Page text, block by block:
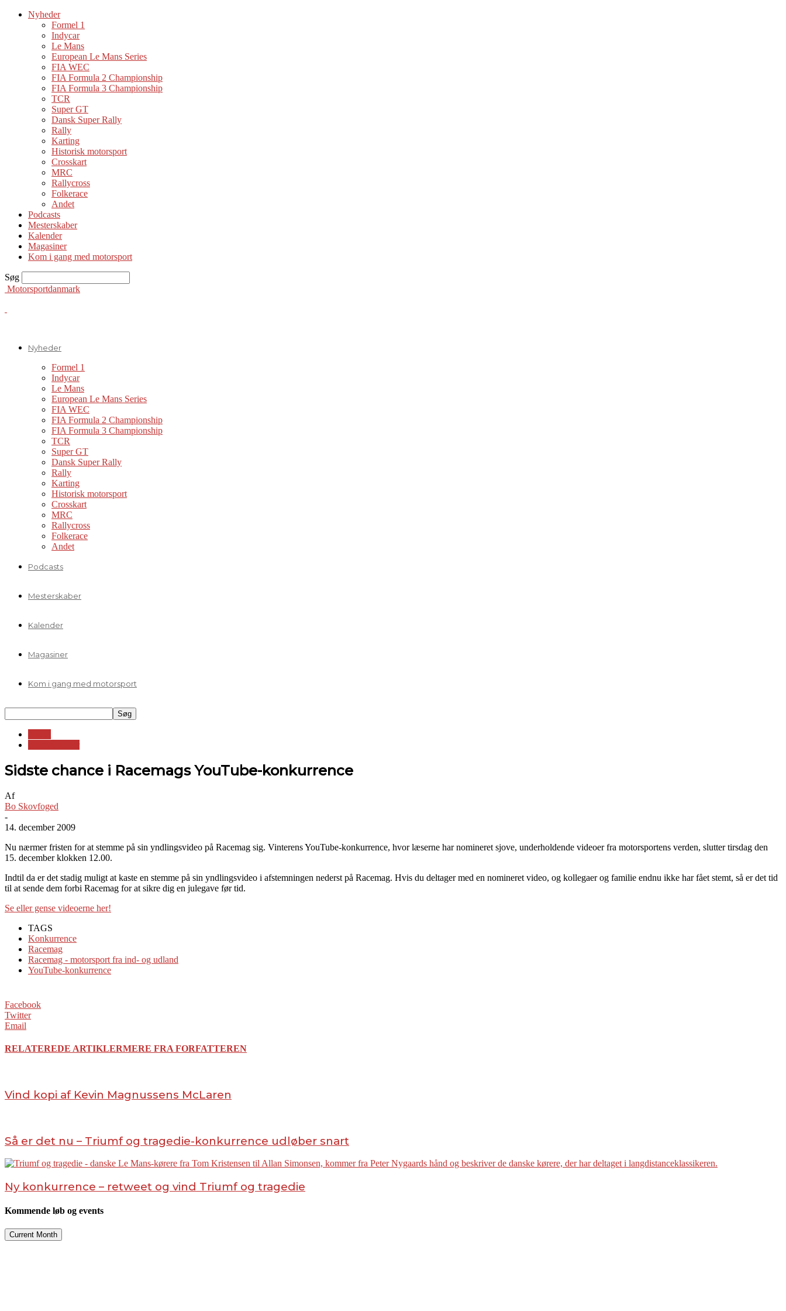
Nyheder
Formel 1
Indycar
Le Mans
European Le Mans Series
FIA WEC
FIA Formula 2 Championship
FIA Formula 3 Championship
TCR
Super GT
Dansk Super Rally
Rally
Karting
Historisk motorsport
Crosskart
MRC
Rallycross
Folkerace
Andet
Podcasts
Mesterskaber
Kalender
Magasiner
Kom i gang med motorsport
Søg
Motorsportdanmark
Nyheder
Formel 1
Indycar
Le Mans
European Le Mans Series
FIA WEC
FIA Formula 2 Championship
FIA Formula 3 Championship
TCR
Super GT
Dansk Super Rally
Rally
Karting
Historisk motorsport
Crosskart
MRC
Rallycross
Folkerace
Andet
Podcasts
Mesterskaber
Kalender
Magasiner
Kom i gang med motorsport
Sidste chance i Racemags YouTube-konkurrence
Af
Bo Skovfoged
-
14. december 2009
Nu nærmer fristen for at stemme på sin yndlingsvideo på Racemag sig. Vinterens YouTube-konkurrence, hvor læserne har nomineret sjove, underholdende videoer fra motorsportens verden, slutter tirsdag den
15. december klokken 12.00.
Indtil da er det stadig muligt at kaste en stemme på sin yndlingsvideo i afstemningen nederst på Racemag. Hvis du deltager med en nomineret video, og kollegaer og familie endnu ikke har fået stemt, så er det tid
til at sende dem forbi Racemag for at sikre dig en julegave før tid.
Se eller gense videoerne her!
TAGS
Konkurrence
Racemag
Racemag - motorsport fra ind- og udland
YouTube-konkurrence
Facebook
Twitter
Email
RELATEREDE ARTIKLERMERE FRA FORFATTEREN
Vind kopi af Kevin Magnussens McLaren
Så er det nu – Triumf og tragedie-konkurrence udløber snart
Ny konkurrence – retweet og vind Triumf og tragedie
Kommende løb og events
Current Month